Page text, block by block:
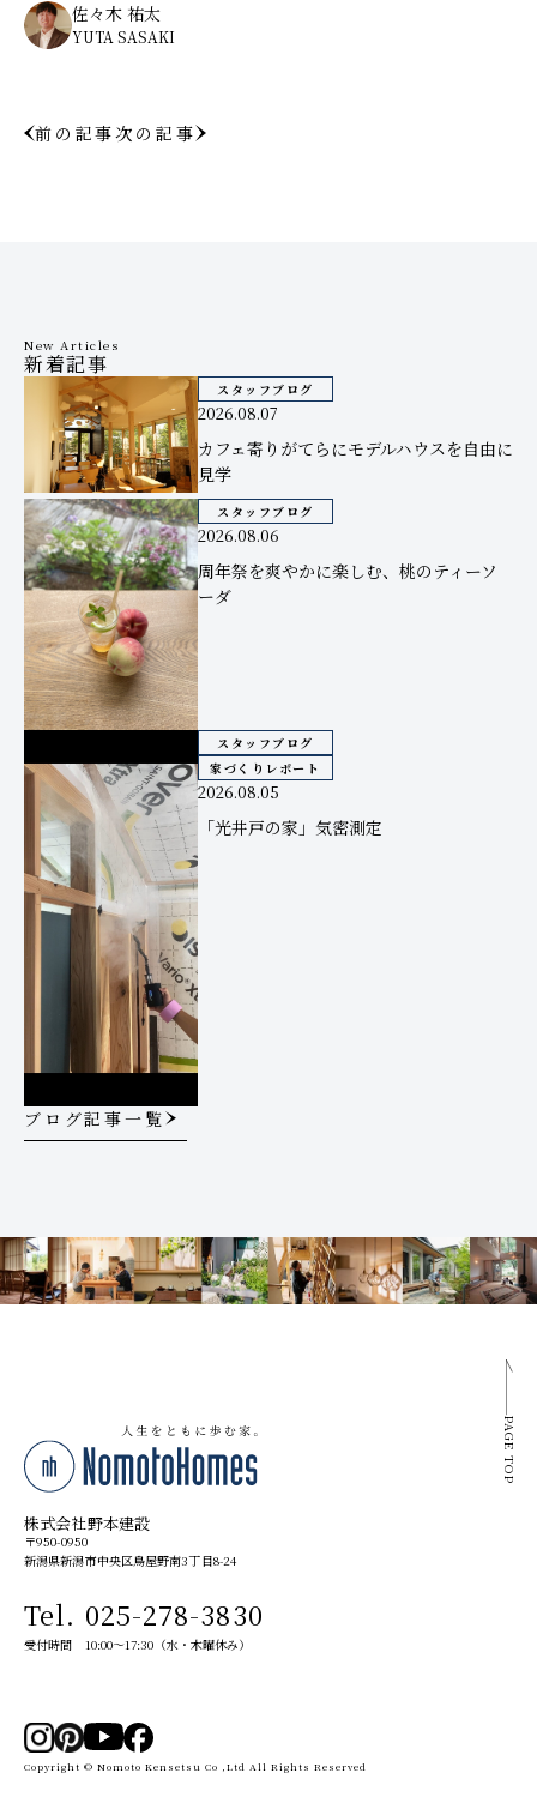
佐々木 祐太
YUTA SASAKI
前の記事次の記事
New Articles
新着記事
ブログ記事一覧
スタッフブログ
2026.08.07
カフェ寄りがてらにモデルハウスを自由に
見学
スタッフブログ
2026.08.06
周年祭を爽やかに楽しむ、桃のティーソ
ーダ
スタッフブログ
家づくりレポート
2026.08.05
「光井戸の家」気密測定
株式会社野本建設
〒950-0950
新潟県新潟市中央区鳥屋野南3丁目8-24
Tel. 025-278-3830
受付時間 10:00～17:30（水・木曜休み）
Copyright © Nomoto Kensetsu Co ,Ltd All Rights Reserved
PAGE TOP